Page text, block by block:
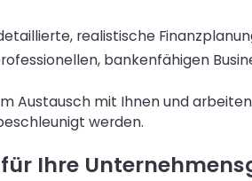
realistische
bankenfähigen
Austausch mit Ihnen und
werden.
Ihre